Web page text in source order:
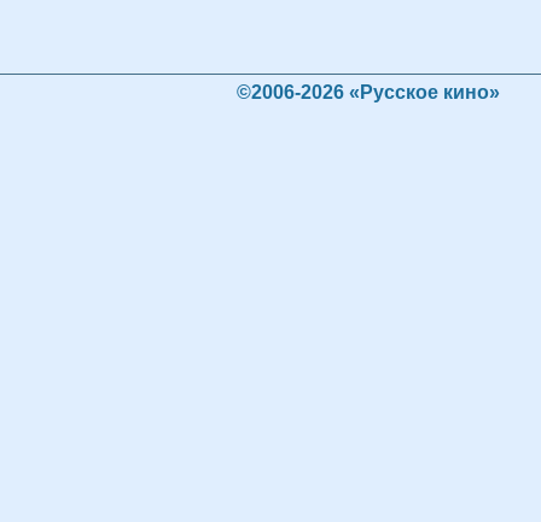
©2006-2026 «Русское кино»